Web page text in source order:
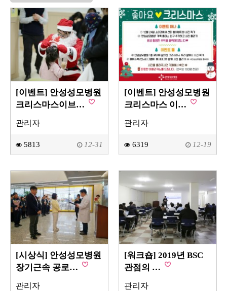
[이벤트] 안성성모병원
크리스마스이브…
관리자
5813 12-31
[이벤트] 안성성모병원
크리스마스 이…
관리자
6319 12-19
[시상식] 안성성모병원
장기근속 공로…
관리자
[워크숍] 2019년 BSC
관점의 …
관리자